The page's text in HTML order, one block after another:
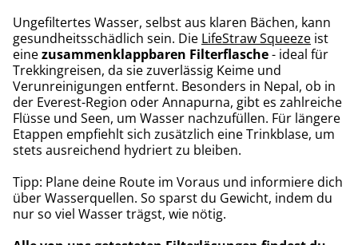
Ungefiltertes Wasser, selbst aus klaren Bächen, kann
gesundheitsschädlich sein. Die LifeStraw Squeeze ist
einezusammenklappbaren Filterflasche- ideal für
Trekkingreisen, da sie zuverlässig Keime und
Verunreinigungen entfernt. Besonders in Nepal, ob in
der Everest-Region oder Annapurna, gibt es zahlreiche
Flüsse und Seen, um Wasser nachzufüllen. Für längere
Etappen empfiehlt sich zusätzlich eine Trinkblase, um
stets ausreichend hydriert zu bleiben.
Tipp: Plane deine Route im Voraus und informiere dich
über Wasserquellen. So sparst du Gewicht, indem du
nur so viel Wasser trägst, wie nötig.